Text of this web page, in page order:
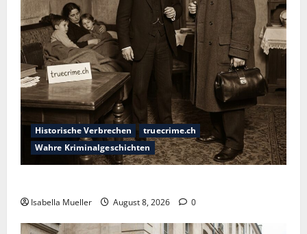
Historische Verbrechen
truecrime.ch
Wahre Kriminalgeschichten
Isabella Mueller August 8, 2026 0